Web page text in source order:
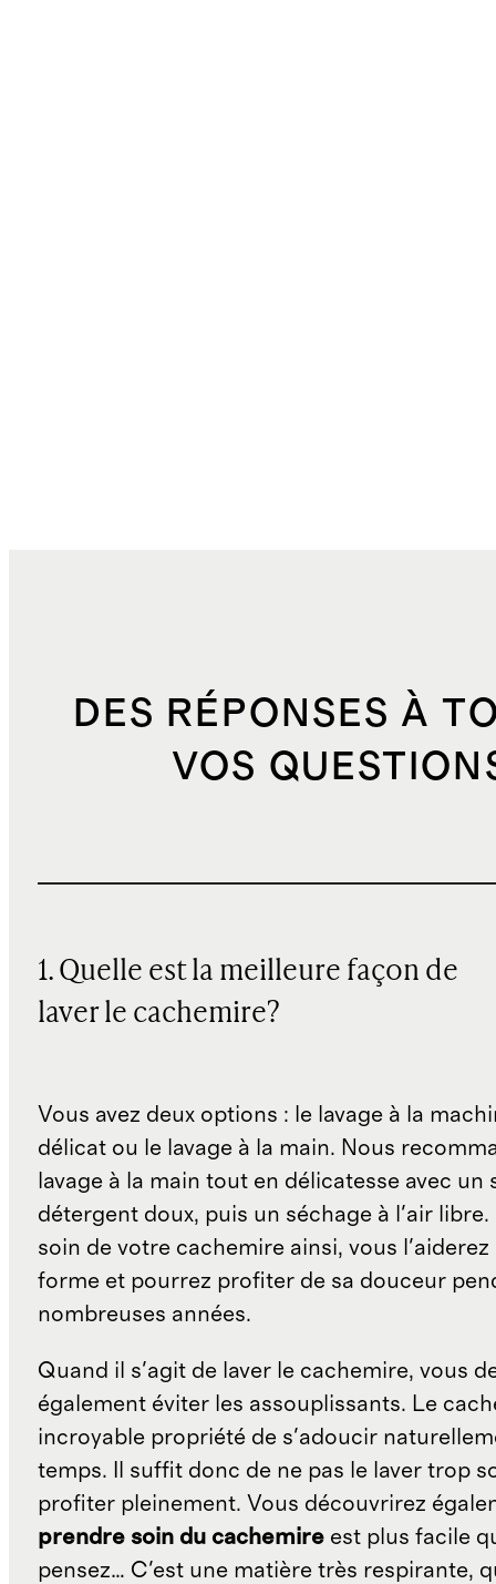
DES RÉPONSES À
VOS
1. Quelle est la meilleure façon de
laver le cachemire?
Vous avez deux options : le lavage à la
délicat ou le lavage à la main. Nous
lavage à la main tout en délicatesse avec un
détergent doux, puis un séchage à l'air
soin de votre cachemire ainsi, vous l'aiderez
forme et pourrez profiter de sa douceur
nombreuses années.
Quand il s'agit de laver le cachemire, vous
également éviter les assouplissants. Le
incroyable propriété de s'adoucir
temps. Il suffit donc de ne pas le laver trop
profiter pleinement. Vous découvrirez
prendre soin du cachemireest plus facile
pensez… C'est une matière très respirante,